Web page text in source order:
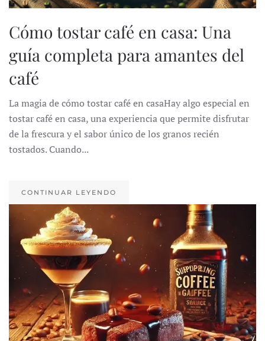
Cómo tostar café en casa: Una
guía completa para amantes del
café
La magia de cómo tostar café en casaHay algo especial en
tostar café en casa, una experiencia que permite disfrutar
de la frescura y el sabor único de los granos recién
tostados. Cuando...
CONTINUAR LEYENDO